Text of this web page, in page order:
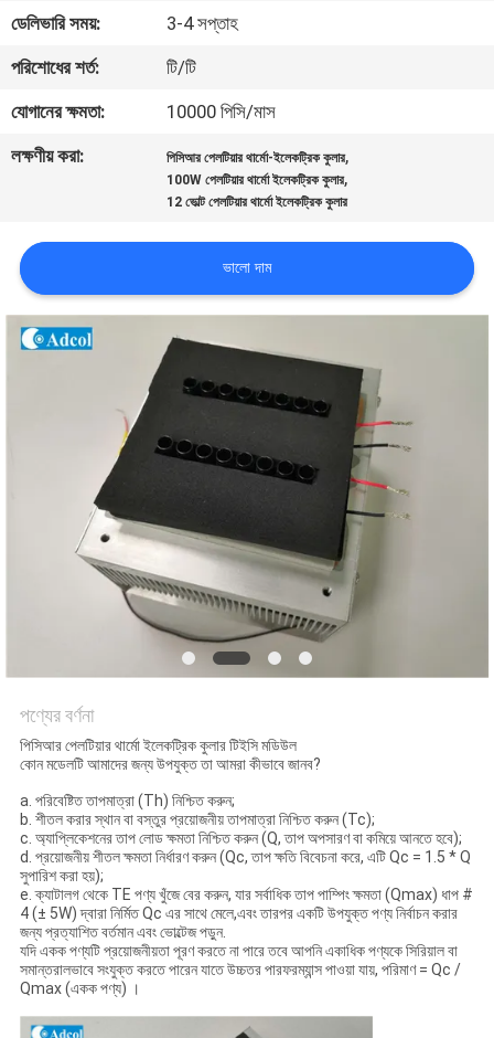
মান
নিয়ন্ত্রণ
যোগাযোগ
করুন
খবর
মামলা
PRIVACY
POLICY
ডেলিভারি সময়:
3-4 সপ্তাহ
পরিশোধের শর্ত:
টি/টি
যোগানের ক্ষমতা:
10000 পিসি/মাস
লক্ষণীয় করা:
পিসিআর পেলটিয়ার থার্মো-ইলেকট্রিক কুলার,
100W পেলটিয়ার থার্মো ইলেকট্রিক কুলার,
12 ভোল্ট পেলটিয়ার থার্মো ইলেকট্রিক কুলার
ভালো দাম
পণ্যের বর্ণনা
পিসিআর পেলটিয়ার থার্মো ইলেকট্রিক কুলার টিইসি মডিউল
কোন মডেলটি আমাদের জন্য উপযুক্ত তা আমরা কীভাবে জানব?
a. পরিবেষ্টিত তাপমাত্রা (Th) নিশ্চিত করুন;
b. শীতল করার স্থান বা বস্তুর প্রয়োজনীয় তাপমাত্রা নিশ্চিত করুন (Tc);
c. অ্যাপ্লিকেশনের তাপ লোড ক্ষমতা নিশ্চিত করুন (Q, তাপ অপসারণ বা কমিয়ে আনতে হবে);
d. প্রয়োজনীয় শীতল ক্ষমতা নির্ধারণ করুন (Qc, তাপ ক্ষতি বিবেচনা করে, এটি Qc = 1.5 * Q
সুপারিশ করা হয়);
e. ক্যাটালগ থেকে TE পণ্য খুঁজে বের করুন, যার সর্বাধিক তাপ পাম্পিং ক্ষমতা (Qmax) ধাপ #
4 (± 5W) দ্বারা নির্মিত Qc এর সাথে মেলে,এবং তারপর একটি উপযুক্ত পণ্য নির্বাচন করার
জন্য প্রত্যাশিত বর্তমান এবং ভোল্টেজ পড়ুন.
যদি একক পণ্যটি প্রয়োজনীয়তা পূরণ করতে না পারে তবে আপনি একাধিক পণ্যকে সিরিয়াল বা
সমান্তরালভাবে সংযুক্ত করতে পারেন যাতে উচ্চতর পারফরম্যান্স পাওয়া যায়, পরিমাণ = Qc /
Qmax (একক পণ্য) ।